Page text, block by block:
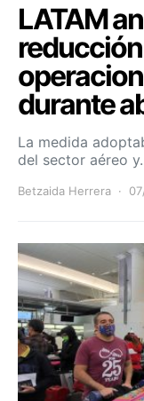
LATAM
durante
La medida
del sector aéreo
Betzaida Herrera